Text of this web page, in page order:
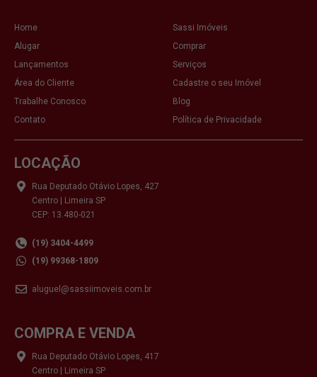
Home
Sassi Imóveis
Alugar
Comprar
Lançamentos
Serviços
Área do Cliente
Cadastre o seu Imóvel
Trabalhe Conosco
Blog
Contato
Política de Privacidade
LOCAÇÃO
Rua Deputado Otávio Lopes, 427
Centro | Limeira SP
CEP: 13.480-021
(19) 3404-4499
(19) 99368-1809
aluguel@sassiimoveis.com.br
COMPRA E VENDA
Rua Deputado Otávio Lopes, 417
Centro | Limeira SP